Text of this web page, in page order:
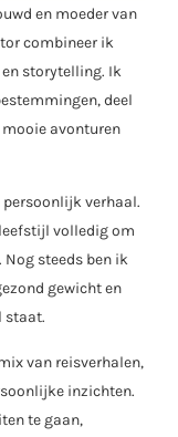
en moeder van
combineer ik
storytelling. Ik
deel
avonturen
verhaal.
volledig om
steeds ben ik
gewicht en
staat.
van reisverhalen,
inzichten.
te gaan,